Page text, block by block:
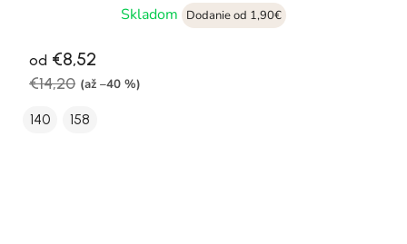
Skladom
Dodanie od 1,90€
od €8,52
€14,20 (až –40 %)
140 158